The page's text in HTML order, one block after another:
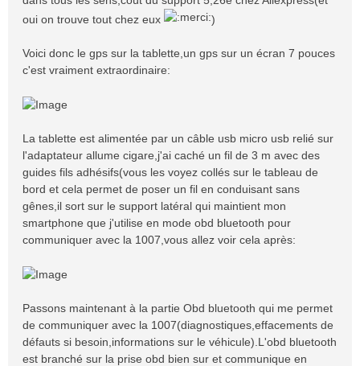
oui on trouve tout chez eux
)
Voici donc le gps sur la tablette,un gps sur un écran 7 pouces
c'est vraiment extraordinaire:
La tablette est alimentée par un câble usb micro usb relié sur
l'adaptateur allume cigare,j'ai caché un fil de 3 m avec des
guides fils adhésifs(vous les voyez collés sur le tableau de
bord et cela permet de poser un fil en conduisant sans
gênes,il sort sur le support latéral qui maintient mon
smartphone que j'utilise en mode obd bluetooth pour
communiquer avec la 1007,vous allez voir cela après:
Passons maintenant à la partie Obd bluetooth qui me permet
de communiquer avec la 1007(diagnostiques,effacements de
défauts si besoin,informations sur le véhicule).L'obd bluetooth
est branché sur la prise obd bien sur et communique en